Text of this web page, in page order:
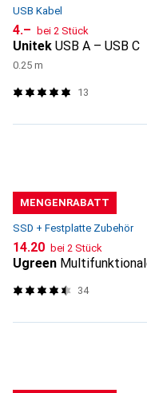
USB Kabel
CHF
4.– bei 2 Stück
Unitek USB A – USB C
0.25 m
13
MENGENRABATT
SSD + Festplatte Zubehör
CHF
14.20 bei 2 Stück
Ugreen
34